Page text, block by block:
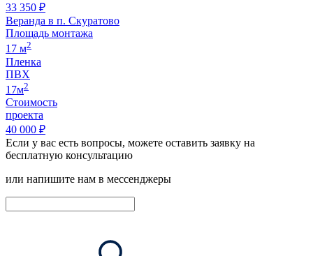
33 350 ₽
Веранда в п. Скуратово
Площадь монтажа
17 м2
Пленка
ПВХ
17м2
Стоимость
проекта
40 000 ₽
Если у вас есть вопросы, можете оставить заявку на
бесплатную консультацию
или напишите нам в мессенджеры